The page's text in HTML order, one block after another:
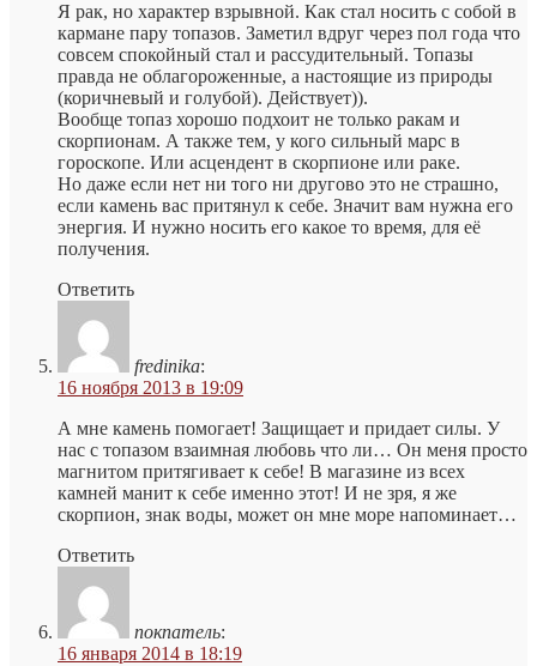
Я рак, но характер взрывной. Как стал носить с собой в
кармане пару топазов. Заметил вдруг через пол года что
совсем спокойный стал и рассудительный. Топазы
правда не облагороженные, а настоящие из природы
(коричневый и голубой). Действует)).
Вообще топаз хорошо подхоит не только ракам и
скорпионам. А также тем, у кого сильный марс в
гороскопе. Или асцендент в скорпионе или раке.
Но даже если нет ни того ни другово это не страшно,
если камень вас притянул к себе. Значит вам нужна его
энергия. И нужно носить его какое то время, для её
получения.
Ответить
fredinika:
16 ноября 2013 в 19:09
А мне камень помогает! Защищает и придает силы. У
нас с топазом взаимная любовь что ли… Он меня просто
магнитом притягивает к себе! В магазине из всех
камней манит к себе именно этот! И не зря, я же
скорпион, знак воды, может он мне море напоминает…
Ответить
покпатель:
16 января 2014 в 18:19